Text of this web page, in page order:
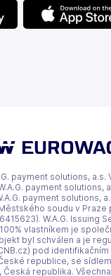
payment solutions, a.s.
payment solutions,
payment solutions,
soudu v Praze
W.A.G. Issuing
vlastníkem je
byl schválen a je
pod identifikačním
republice, se
Česká republika.